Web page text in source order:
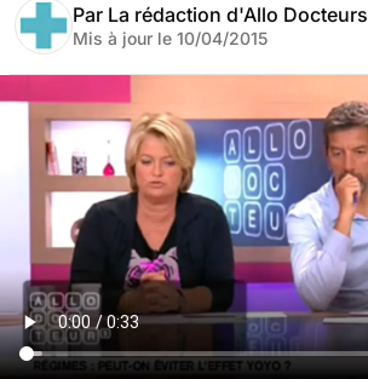
Par La rédaction d'Allo Docteurs
Mis à jour le 10/04/2015